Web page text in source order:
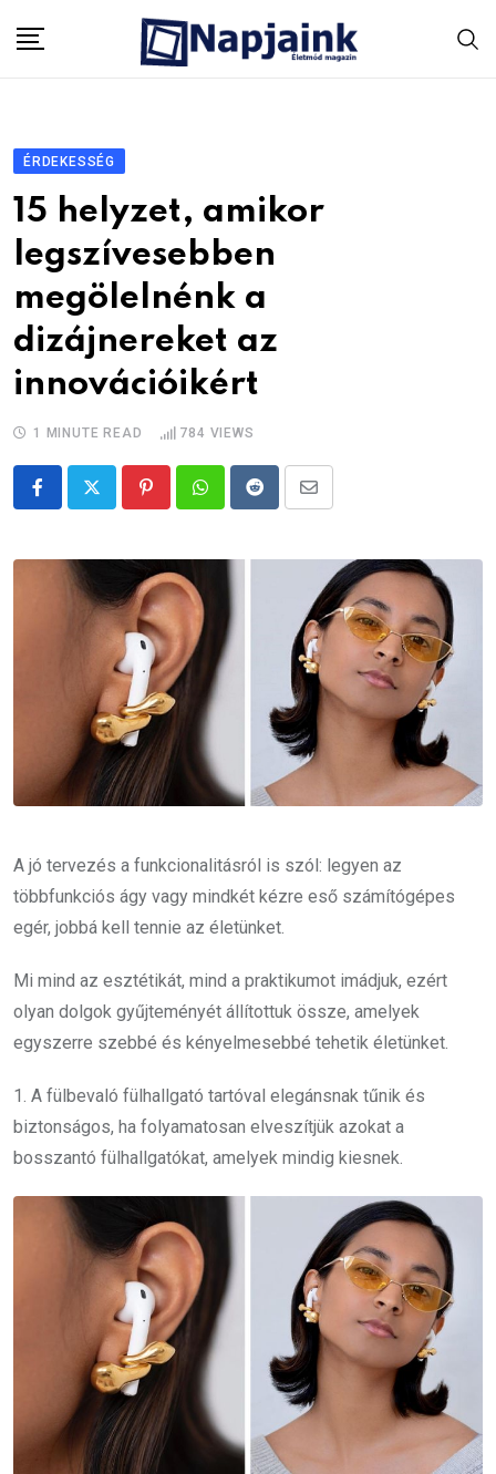
ÉRDEKESSÉG
15 helyzet, amikor
legszívesebben
megölelnénk a
dizájnereket az
innovációikért
1 MINUTE READ 784 VIEWS
PinterestWhatsappRedditShare
Email
A jó tervezés a funkcionalitásról is szól: legyen az
többfunkciós ágy vagy mindkét kézre eső számítógépes
egér, jobbá kell tennie az életünket.
Mi mind az esztétikát, mind a praktikumot imádjuk, ezért
olyan dolgok gyűjteményét állítottuk össze, amelyek
egyszerre szebbé és kényelmesebbé tehetik életünket.
1. A fülbevaló fülhallgató tartóval elegánsnak tűnik és
biztonságos, ha folyamatosan elveszítjük azokat a
bosszantó fülhallgatókat, amelyek mindig kiesnek.